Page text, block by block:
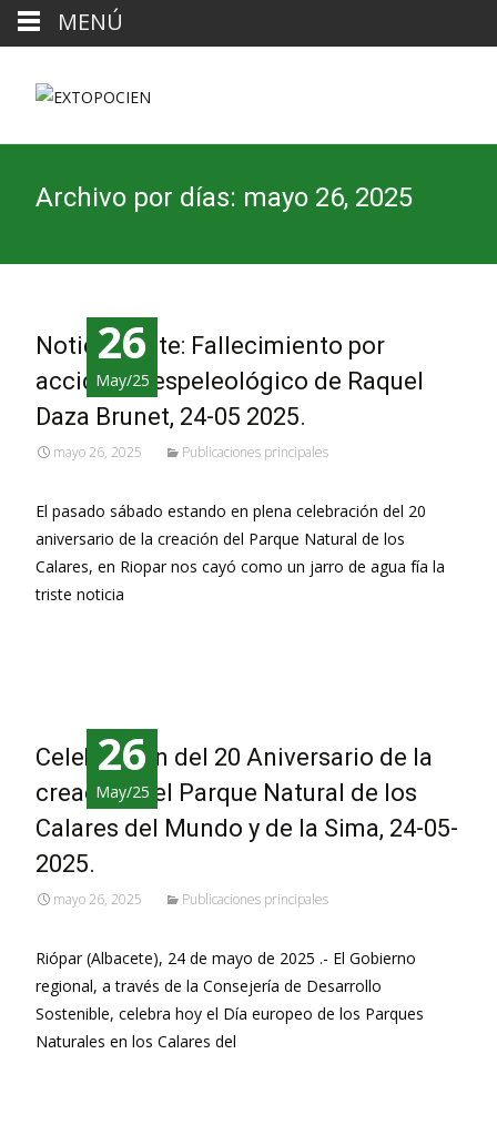
Archivo por días: mayo 26, 2025
26
May/25
Noticia triste: Fallecimiento por
accidente espeleológico de Raquel
Daza Brunet, 24-05 2025.
mayo 26, 2025 Publicaciones principales
El pasado sábado estando en plena celebración del 20
aniversario de la creación del Parque Natural de los
Calares, en Riopar nos cayó como un jarro de agua fía la
triste noticia
26
May/25
Celebración del 20 Aniversario de la
creación del Parque Natural de los
Calares del Mundo y de la Sima, 24-05-
2025.
mayo 26, 2025 Publicaciones principales
Riópar (Albacete), 24 de mayo de 2025 .- El Gobierno
regional, a través de la Consejería de Desarrollo
Sostenible, celebra hoy el Día europeo de los Parques
Naturales en los Calares del
MENÚ